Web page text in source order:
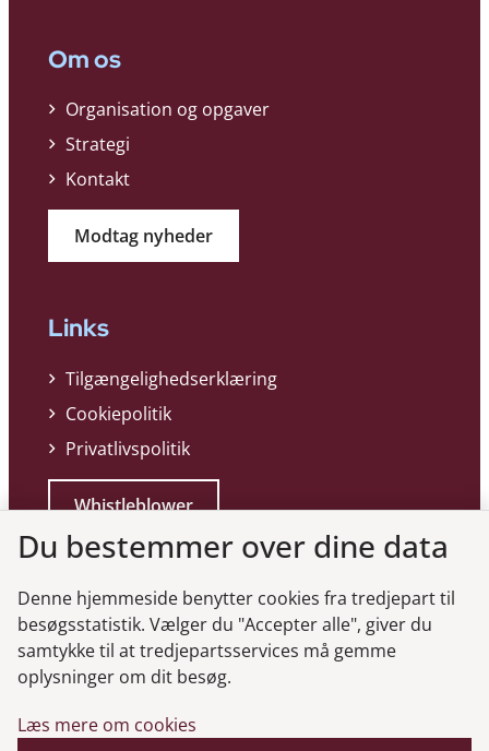
Om os
Organisation og opgaver
Strategi
Kontakt
Modtag nyheder
Links
Tilgængelighedserklæring
Cookiepolitik
Privatlivspolitik
Whistleblower
Genveje
Gå til virksomhedsregisteret
Du bestemmer over dine data
Denne hjemmeside benytter cookies fra tredjepart til
besøgsstatistik. Vælger du "Accepter alle", giver du
samtykke til at tredjepartsservices må gemme
oplysninger om dit besøg.
Læs mere om cookies